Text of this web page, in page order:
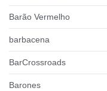
Barão Vermelho
barbacena
BarCrossroads
Barones